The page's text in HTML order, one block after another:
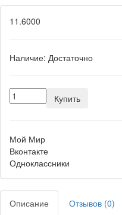
11.6000
Наличие: Достаточно
Купить
Мой Мир
Вконтакте
Одноклассники
Описание
Отзывов (0)